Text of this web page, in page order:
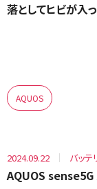
落としてヒビが
AQUOS
2024.09.22 バッ
AQUOS sense5G